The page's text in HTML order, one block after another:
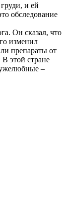
и ей
обследование
Он сказал, что
изменил
препараты от
этой стране
–